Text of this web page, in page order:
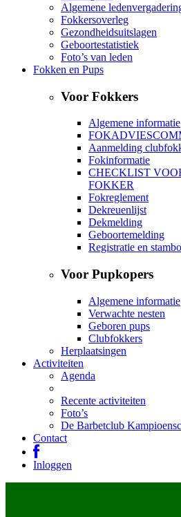
Algemene
Fokkersoverleg
Gezondheidsuitslagen
Geboortestatistiek
Foto’s van leden
Fokken en Pups
Voor Fokkers
Algemene informatie
Aanmelding
Fokinformatie
CHECKLIST
FOKKER
Fokreglement
Dekreuenlijst
Dekmelding
Geboortemelding
Registratie en
Voor Pupkopers
Algemene informatie
Verwachte nesten
Geboren pups
Clubfokkers
Herplaatsingen
Activiteiten
Agenda
Recente activiteiten
Foto’s
De Barbetclub
Contact
Inloggen